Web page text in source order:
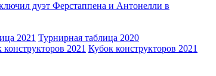
дуэт Ферстаппена и Антонелли в
2021 Турнирная таблица 2020
конструкторов 2021 Кубок конструкторов 2021